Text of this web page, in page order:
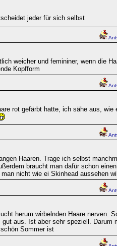
jeder für sich selbst
weicher und femininer, wenn die
Kopfform
rot gefärbt hatte, ich sähe aus, wie
Haaren. Trage ich selbst
braucht man dafür schon einen
nicht wie ei Skinhead aussehen will.
herum wirbelnden Haare nerven.
aus. Ist aber sehr speziell. Darum
Sommer ist